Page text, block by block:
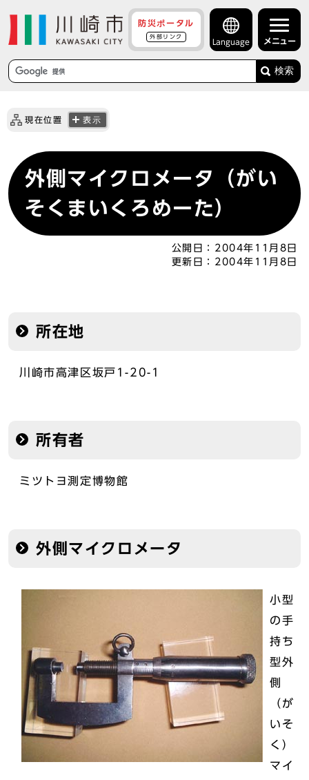
防災ポータル
外部リンク
Language メニュー
検索
現在位置 表示
外側マイクロメータ（がい
そくまいくろめーた）
公開日： 2004年11月8日
更新日： 2004年11月8日
所在地
川崎市高津区坂戸1-20-1
所有者
ミツトヨ測定博物館
外側マイクロメータ
小型
の手
持ち
型外
側
（が
いそ
く）
マイ